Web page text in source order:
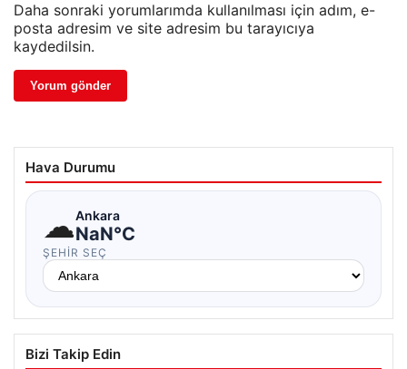
Daha sonraki yorumlarımda kullanılması için adım, e-
posta adresim ve site adresim bu tarayıcıya
kaydedilsin.
Hava Durumu
☁Ankara
NaN°C
ŞEHIR SEÇ
Bizi Takip Edin